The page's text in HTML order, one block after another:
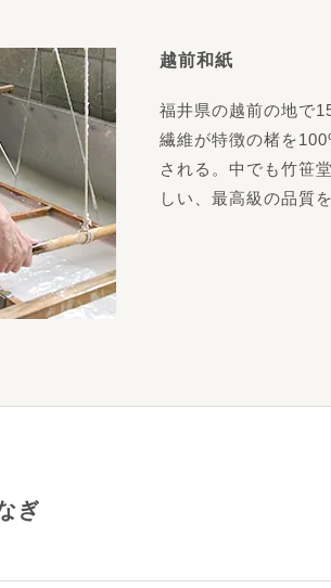
越前和紙
福井県の越前の地で
繊維が特徴の楮を
される。中でも竹笹
しい、最高級の品質
ぎ